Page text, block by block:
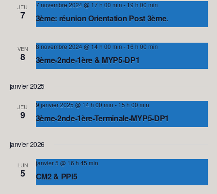
JEU
7
7 novembre 2024 @ 17 h 00 min - 19 h 00 min
3ème: réunion Orientation Post 3ème.
VEN
8
8 novembre 2024 @ 14 h 00 min - 16 h 00 min
3ème-2nde-1ère & MYP5-DP1
janvier 2025
JEU
9
9 janvier 2025 @ 14 h 00 min - 15 h 00 min
3ème-2nde-1ère-Terminale-MYP5-DP1
janvier 2026
LUN
5
janvier 5 @ 16 h 45 min
CM2 & PPI5